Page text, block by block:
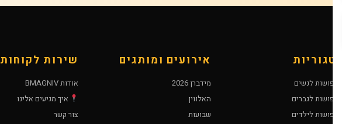
קטגוריות
תחפושות לנשים
תחפושות לגברים
תחפושות לילדים
אירועים ומותגים
מידברן 2026
האלווין
שבועות
שירות לקוחות
אודות BMAGNIV
איך מגיעים אלינו
צור קשר